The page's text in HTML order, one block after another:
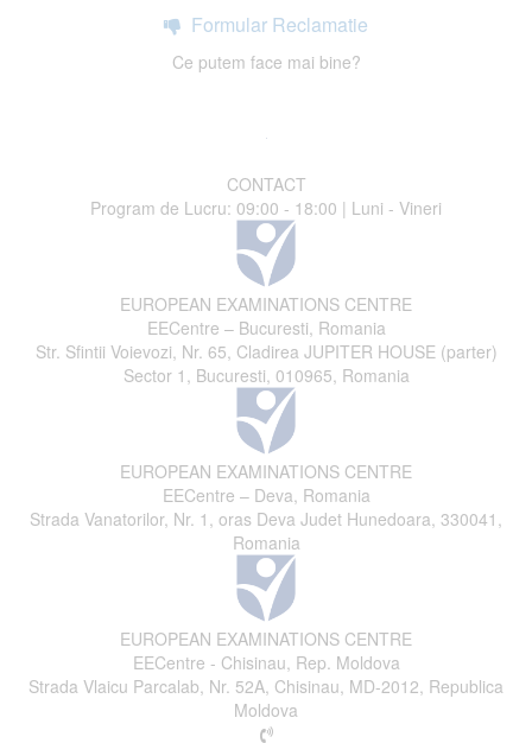
Formular Reclamatie
Ce putem face mai bine?
CONTACT
Program de Lucru: 09:00 - 18:00 | Luni - Vineri
EUROPEAN EXAMINATIONS CENTRE
EECentre – Bucuresti, Romania
Str. Sfintii Voievozi, Nr. 65, Cladirea JUPITER HOUSE (parter)
Sector 1, Bucuresti, 010965, Romania
EUROPEAN EXAMINATIONS CENTRE
EECentre – Deva, Romania
Strada Vanatorilor, Nr. 1, oras Deva Judet Hunedoara, 330041,
Romania
EUROPEAN EXAMINATIONS CENTRE
EECentre - Chisinau, Rep. Moldova
Strada Vlaicu Parcalab, Nr. 52A, Chisinau, MD-2012, Republica
Moldova